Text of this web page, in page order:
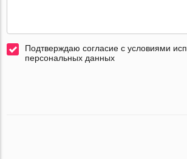
Подтверждаю согласие с условиями
персональных данных